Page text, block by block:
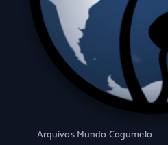
Arquivos Mundo Cogumelo